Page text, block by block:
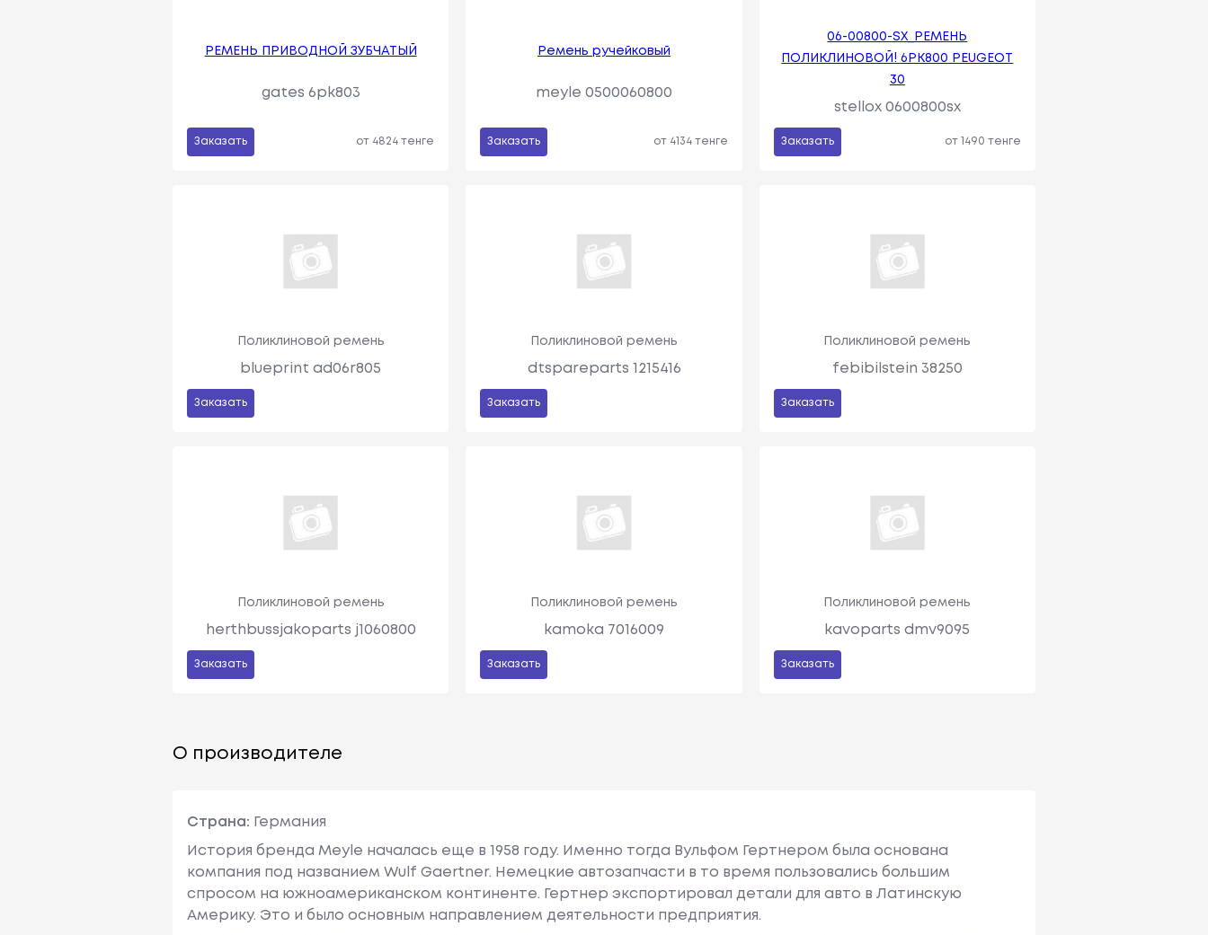
РЕМЕНЬ ПРИВОДНОЙ ЗУБЧАТЫЙ
gates 6pk803
Заказать от 4824 тенге
Ремень ручейковый
meyle 0500060800
Заказать от 4134 тенге
06-00800-SX_РЕМЕНЬ
ПОЛИКЛИНОВОЙ! 6PK800 PEUGEOT
30
stellox 0600800sx
Заказать от 1490 тенге
Поликлиновой ремень
blueprint ad06r805
Заказать
Поликлиновой ремень
dtspareparts 1215416
Заказать
Поликлиновой ремень
febibilstein 38250
Заказать
Поликлиновой ремень
herthbussjakoparts j1060800
Заказать
Поликлиновой ремень
kamoka 7016009
Заказать
Поликлиновой ремень
kavoparts dmv9095
Заказать
О производителе
Страна: Германия
История бренда Meyle началась еще в 1958 году. Именно тогда Вульфом Гертнером была основана
компания под названием Wulf Gaertner. Немецкие автозапчасти в то время пользовались большим
спросом на южноамериканском континенте. Гертнер экспортировал детали для авто в Латинскую
Америку. Это и было основным направлением деятельности предприятия.